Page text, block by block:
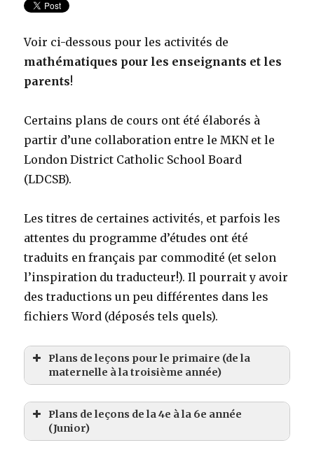
Voir ci-dessous pour les activités de
mathématiques pour les enseignants et les
parents!
Certains plans de cours ont été élaborés à
partir d’une collaboration entre le MKN et le
London District Catholic School Board
(LDCSB).
Les titres de certaines activités, et parfois les
attentes du programme d’études ont été
traduits en français par commodité (et selon
l’inspiration du traducteur!). Il pourrait y avoir
des traductions un peu différentes dans les
fichiers Word (déposés tels quels).
Plans de leçons pour le primaire (de la
maternelle à la troisième année)
Plans de leçons de la 4e à la 6e année
(Junior)